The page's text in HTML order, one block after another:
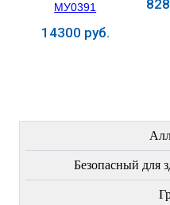
14300 руб.
Безопасный для